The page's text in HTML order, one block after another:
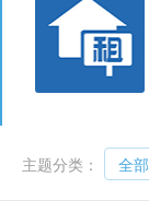
» ›
主题分类： 全部